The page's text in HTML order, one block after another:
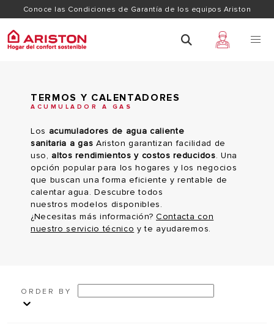
Conoce las Condiciones de Garantía de los equipos Ariston
TERMOS Y CALENTADORES
ACUMULADOR A GAS
Los acumuladores de agua caliente
sanitaria a gas Ariston garantizan facilidad de
uso, altos rendimientos y costos reducidos. Una
opción popular para los hogares y los negocios
que buscan una forma eficiente y rentable de
calentar agua. Descubre todos
nuestros modelos disponibles.
¿Necesitas más información?Contacta con
nuestro servicio técnico y te ayudaremos.
ORDER BY